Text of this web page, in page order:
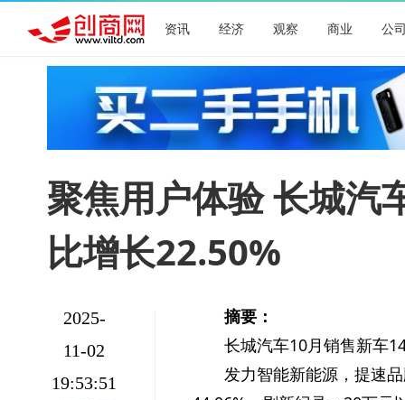
资讯 经济 观察 商业 公
聚焦用户体验 长城汽
比增长22.50%
2025-
11-02
19:53:51
摘要：
长城汽车10月销售新车
发力智能新能源，提速